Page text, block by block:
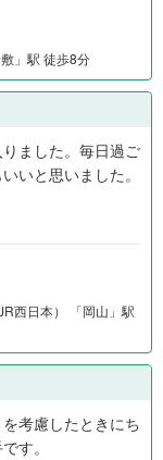
」駅 徒歩8分
ました。毎日過ご
いと思いました。
西日本） 「岡山」駅
考慮したときにち
す。